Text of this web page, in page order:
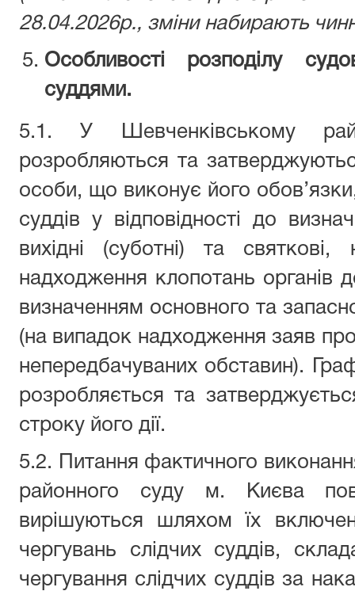
28.04.2026р., зміни набирають
Особливості розподілу
суддями.
5.1. У Шевченківському
розробляються та
особи, що виконує його
суддів у відповідності до
вихідні (суботні) та
надходження клопотань органів
визначенням основного та
(на випадок надходження заяв
непередбачуваних обставин).
розробляється та
строку його дії.
5.2. Питання фактичного
районного суду м. Києва
вирішуються шляхом їх
чергувань слідчих суддів,
чергування слідчих суддів за